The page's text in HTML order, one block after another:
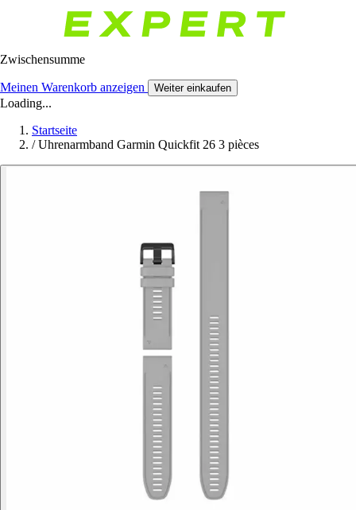
Zwischensumme
Meinen Warenkorb anzeigen Weiter einkaufen
Loading...
Startseite
/ Uhrenarmband Garmin Quickfit 26 3 pièces